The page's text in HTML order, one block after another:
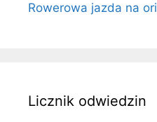
Rowerowa jazda na
Licznik odwiedzin